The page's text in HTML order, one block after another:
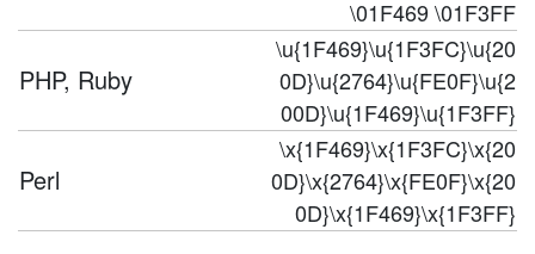
\01F469 \01F3FF
PHP, Ruby
\u{1F469}\u{1F3FC}\u{20
0D}\u{2764}\u{FE0F}\u{2
00D}\u{1F469}\u{1F3FF}
Perl
\x{1F469}\x{1F3FC}\x{20
0D}\x{2764}\x{FE0F}\x{20
0D}\x{1F469}\x{1F3FF}